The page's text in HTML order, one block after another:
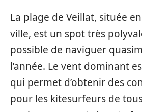
La plage de Veillat, située
ville, est un spot très
possible de naviguer
l’année. Le vent dominant
qui permet d’obtenir des
pour les kitesurfeurs de